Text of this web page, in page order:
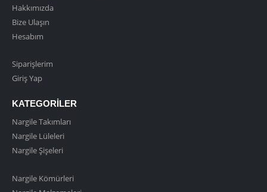
Hakkımızda
Bize Ulaşın
Hesabım
Siparişlerim
Giriş Yap
KATEGORILER
Nargile Takımları
Nargile Lüleleri
Nargile Şişeleri
Nargile Kömürleri